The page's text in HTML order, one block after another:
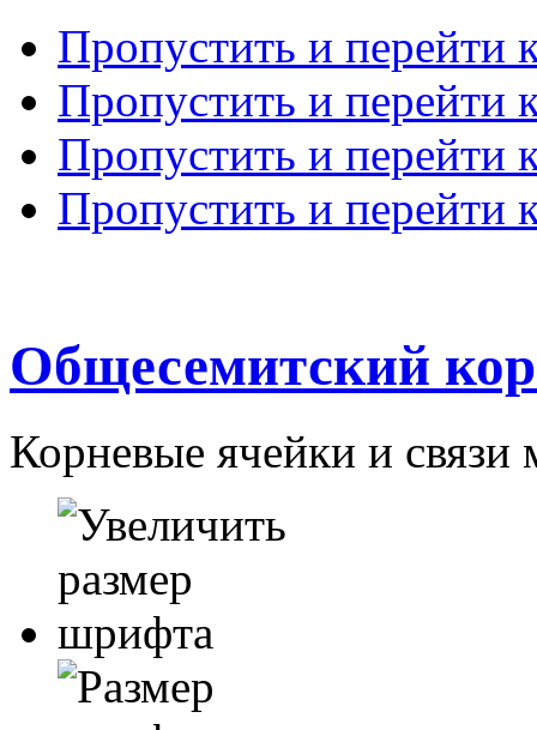
Пропустить и перейти
Пропустить и перейти
Пропустить и перейти
Пропустить и перейти
Общесемитский
Корневые ячейки и